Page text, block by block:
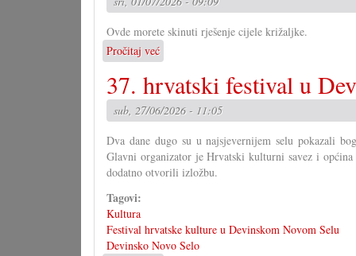
Ovde morete skinuti rješenje cijele križaljke.
Pročitaj već
Rješenje
velike
križaljke
za
juni
37. hrvatski festival u
sub, 27/06/2026 - 11:05
Dva dane dugo su u najsjevernijem selu pokazali
Glavni organizator je Hrvatski kulturni savez i
dodatno otvorili izložbu.
Tagovi:
Kultura
Festival hrvatske kulture u Devinskom Novom Selu
Devinsko Novo Selo